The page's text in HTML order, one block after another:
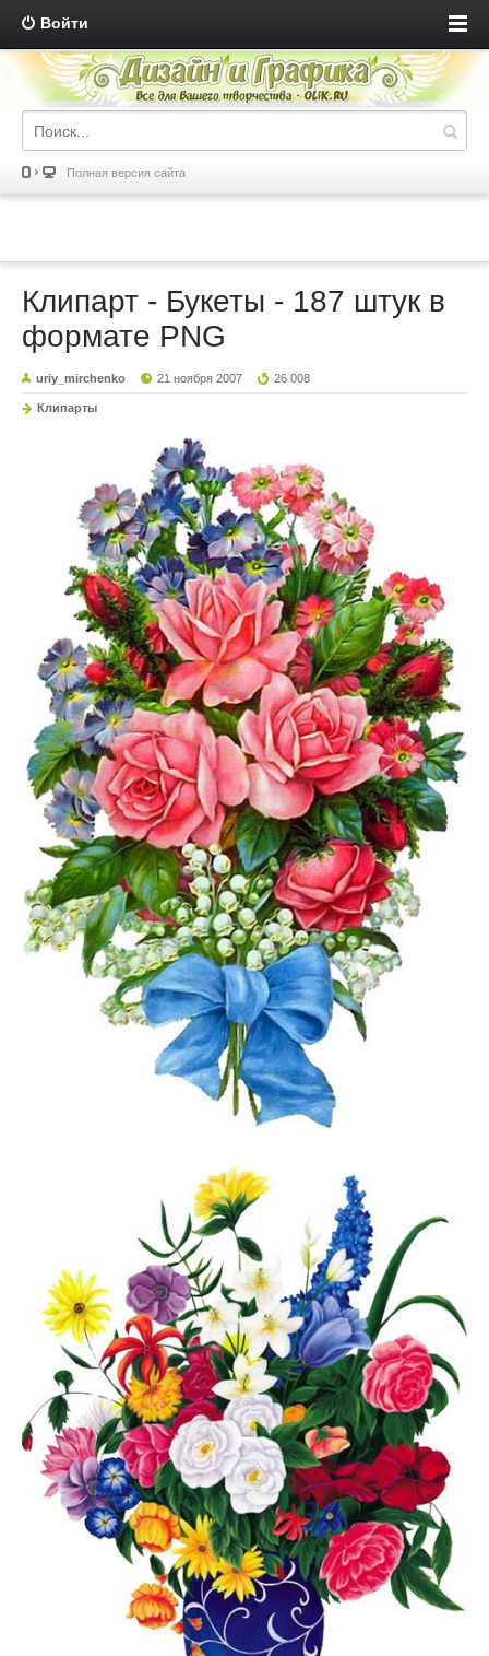
Войти
Полная версия сайта
Клипарт - Букеты - 187 штук в
формате PNG
uriy_mirchenko 21 ноября 2007 26 008
Клипарты